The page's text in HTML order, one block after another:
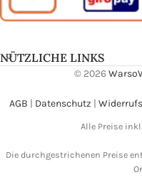
NÜTZLICHE LINKS
© 2026
AGB | Datenschutz |
Alle Preise
Die durchgestrichenen Preise